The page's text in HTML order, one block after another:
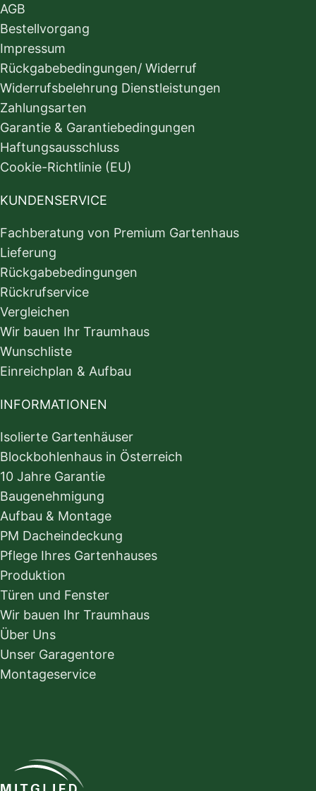
AGB
Bestellvorgang
Impressum
Rückgabebedingungen/ Widerruf
Widerrufsbelehrung Dienstleistungen
Zahlungsarten
Garantie & Garantiebedingungen
Haftungsausschluss
Cookie-Richtlinie (EU)
KUNDENSERVICE
Fachberatung von Premium Gartenhaus
Lieferung
Rückgabebedingungen
Rückrufservice
Vergleichen
Wir bauen Ihr Traumhaus
Wunschliste
Einreichplan & Aufbau
INFORMATIONEN
Isolierte Gartenhäuser
Blockbohlenhaus in Österreich
10 Jahre Garantie
Baugenehmigung
Aufbau & Montage
PM Dacheindeckung
Pflege Ihres Gartenhauses
Produktion
Türen und Fenster
Wir bauen Ihr Traumhaus
Über Uns
Unser Garagentore
Montageservice